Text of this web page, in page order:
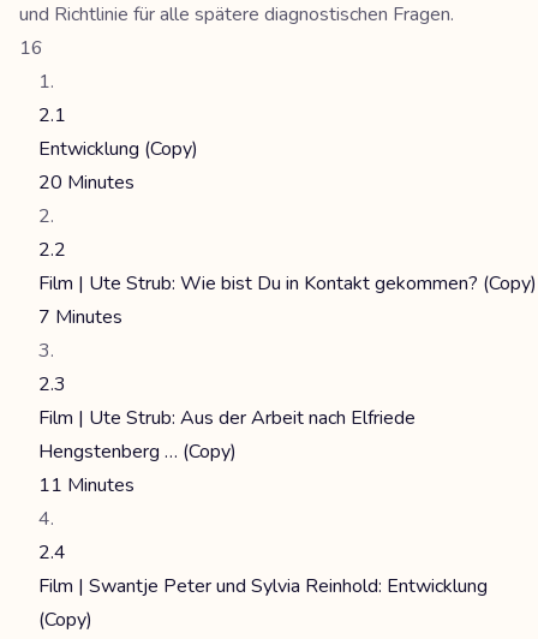
und Richtlinie für alle spätere diagnostischen Fragen.
16
2.1
Entwicklung (Copy)
20 Minutes
2.2
Film | Ute Strub: Wie bist Du in Kontakt gekommen? (Copy)
7 Minutes
2.3
Film | Ute Strub: Aus der Arbeit nach Elfriede
Hengstenberg … (Copy)
11 Minutes
2.4
Film | Swantje Peter und Sylvia Reinhold: Entwicklung
(Copy)